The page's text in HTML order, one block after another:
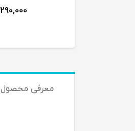
290,000
معرفی محصول